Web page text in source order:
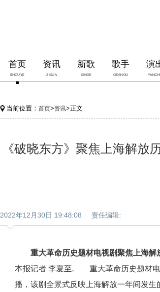
首页
SHOUYE
资讯
ZIXUN
新歌
XINGE
歌手
GESHOU
演
当前位置： 首页>资讯>正文
《破晓东方》聚焦上海解放
2022年12月30日 19:48:08 责任编辑:
重大革命历史题材电视剧聚焦上海解
本报记者 李夏至, 重大革命历史题材电
播，该剧全景式反映上海解放一年间发